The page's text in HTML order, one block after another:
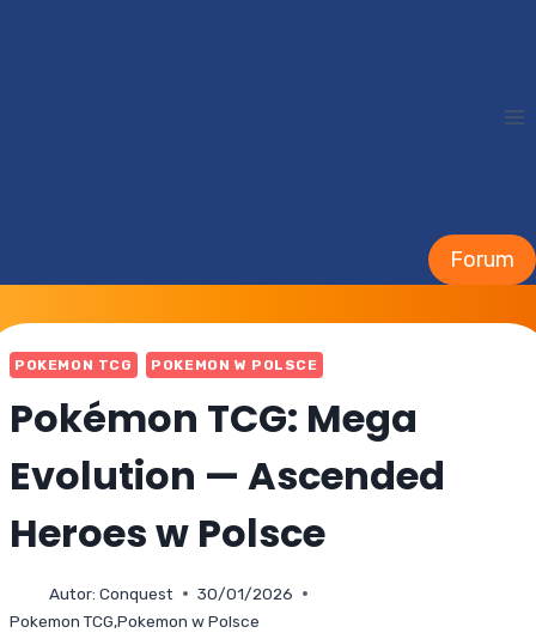
Forum
POKEMON TCG POKEMON W POLSCE
Pokémon TCG: Mega
Evolution — Ascended
Heroes w Polsce
Autor: Conquest
30/01/2026
Pokemon TCG,Pokemon w Polsce